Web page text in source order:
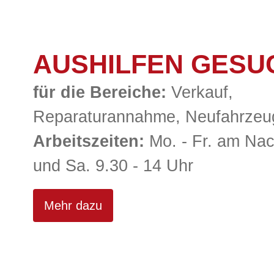
Ihr
AUSHILFEN
für die Bereiche: Verkauf,
Reparaturannahme,
Arbeitszeiten: Mo. - Fr. am
und Sa. 9.30 - 14 Uhr
Mehr dazu